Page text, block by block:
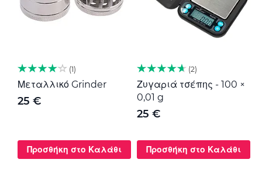
1
Μεταλλικό Grinder
25 €
Προσθήκη στο Καλάθι
2
Ζυγαριά τσέπης - 100 ×
0,01 g
25 €
Προσθήκη στο Καλάθι